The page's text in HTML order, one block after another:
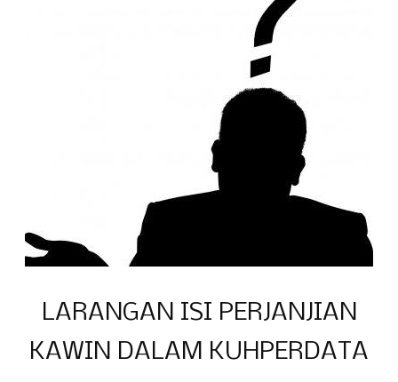
LARANGAN ISI PERJANJIAN
KAWIN DALAM KUHPERDATA